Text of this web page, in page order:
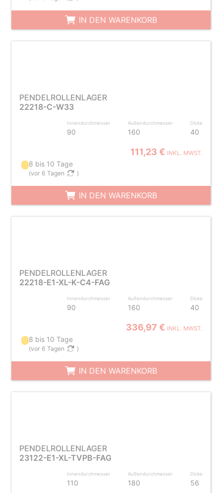
IN DEN WARENKORB
PENDELROLLENLAGER
22218-C-W33
Innendurchmesser
90
Außendurchmesser
160
Dicke
40
111,23 € INKL. MWST.
8 bis 10 Tage
(vor 6 Tagen )
IN DEN WARENKORB
PENDELROLLENLAGER
22218-E1-XL-K-C4-FAG
Innendurchmesser
90
Außendurchmesser
160
Dicke
40
336,97 € INKL. MWST.
8 bis 10 Tage
(vor 6 Tagen )
IN DEN WARENKORB
PENDELROLLENLAGER
23122-E1-XL-TVPB-FAG
Innendurchmesser
110
Außendurchmesser
180
Dicke
56